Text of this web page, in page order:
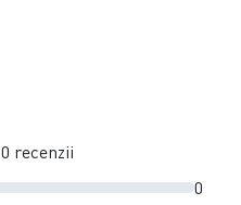
0
0 recenzii